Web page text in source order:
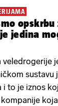
opskrbu
jedina
veledrogerije
sustavu
i to je iznos
kompanije